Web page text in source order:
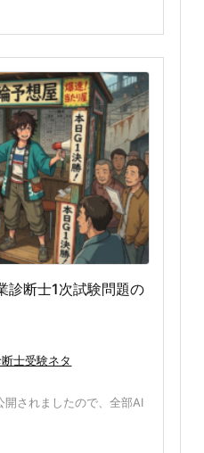
診断士1次試験問題の
士受験ネタ
開されましたので、全部AI